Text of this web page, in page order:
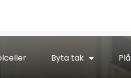
Byta tak